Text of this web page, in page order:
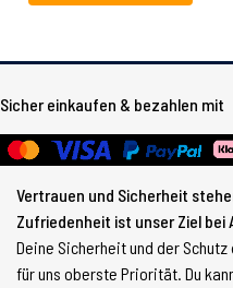
Sicher einkaufen & bezahlen mit
Vertrauen und Sicherheit
Zufriedenheit ist unser Ziel
Deine Sicherheit und der
für uns oberste Priorität. Du